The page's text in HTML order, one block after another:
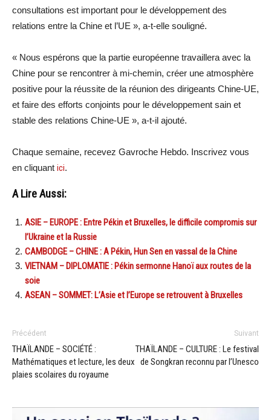
consultations est important pour le développement des
relations entre la Chine et l’UE », a-t-elle souligné.
« Nous espérons que la partie européenne travaillera avec la
Chine pour se rencontrer à mi-chemin, créer une atmosphère
positive pour la réussite de la réunion des dirigeants Chine-UE,
et faire des efforts conjoints pour le développement sain et
stable des relations Chine-UE », a-t-il ajouté.
Chaque semaine, recevez Gavroche Hebdo. Inscrivez vous
en cliquant ici.
A Lire Aussi:
ASIE – EUROPE : Entre Pékin et Bruxelles, le difficile compromis sur
l’Ukraine et la Russie
CAMBODGE – CHINE : A Pékin, Hun Sen en vassal de la Chine
VIETNAM – DIPLOMATIE : Pékin sermonne Hanoï aux routes de la
soie
ASEAN – SOMMET: L’Asie et l’Europe se retrouvent à Bruxelles
Précédent
THAÏLANDE – SOCIÉTÉ :
Mathématiques et lecture, les deux
plaies scolaires du royaume
Suivant
THAÏLANDE – CULTURE : Le festival
de Songkran reconnu par l’Unesco